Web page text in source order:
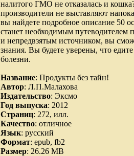
налитого ГМО не отказалась и
производители не выставляют
вы найдете подробное описание 50
станет необходимым
и непредвзятым источником, вы
знания. Вы будете уверены, что
болезни.
Название: Продукты без тайн!
Автор: Л.П.Малахова
Издательство: Эксмо
Год выпуска: 2012
Страниц: 272, илл.
Качество: отличное
Язык: русский
Формат: epub, fb2
Размер: 26.26 MB